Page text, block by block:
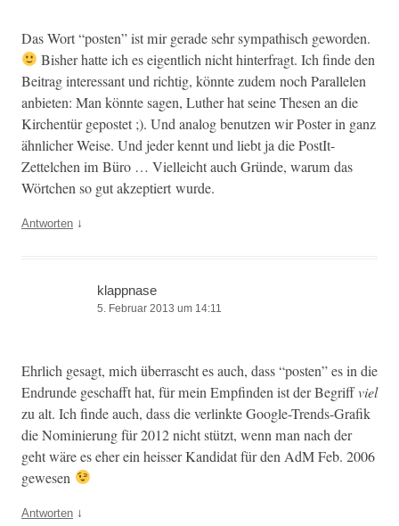
Das Wort “posten” ist mir ger­ade sehr sym­pa­thisch gewor­den.
Bish­er hat­te ich es eigentlich nicht hin­ter­fragt. Ich finde den
Beitrag inter­es­sant und richtig, kön­nte zudem noch Par­al­le­len
anbi­eten: Man kön­nte sagen, Luther hat seine The­sen an die
Kirchen­tür gepostet ;). Und ana­log benutzen wir Poster in ganz
ähn­lich­er Weise. Und jed­er ken­nt und liebt ja die Pos­tIt-
Zettelchen im Büro … Vielle­icht auch Gründe, warum das
Wörtchen so gut akzep­tiert wurde.
Antworten ↓
klappnase
5. Februar 2013 um 14:11
Ehrlich gesagt, mich über­rascht es auch, dass “posten” es in die
Endrunde geschafft hat, für mein Empfind­en ist der Begriffviel
zu alt. Ich finde auch, dass die ver­link­te Google-Trends-Grafik
die Nominierung für 2012 nicht stützt, wenn man nach der
geht wäre es eher ein heiss­er Kan­di­dat für den AdM Feb. 2006
gewesen
Antworten ↓